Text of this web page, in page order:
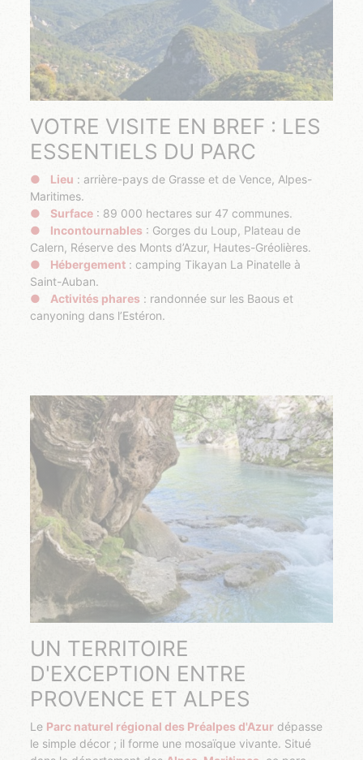
VOTRE VISITE EN BREF : LES
ESSENTIELS DU PARC
Lieu : arrière-pays de Grasse et de Vence, Alpes-
Maritimes.
Surface : 89 000 hectares sur 47 communes.
Incontournables : Gorges du Loup, Plateau de
Calern, Réserve des Monts d’Azur, Hautes-Gréolières.
Hébergement : camping Tikayan La Pinatelle à
Saint-Auban.
Activités phares : randonnée sur les Baous et
canyoning dans l’Estéron.
UN TERRITOIRE
D'EXCEPTION ENTRE
PROVENCE ET ALPES
Le Parc naturel régional des Préalpes d'Azur dépasse
le simple décor ; il forme une mosaïque vivante. Situé